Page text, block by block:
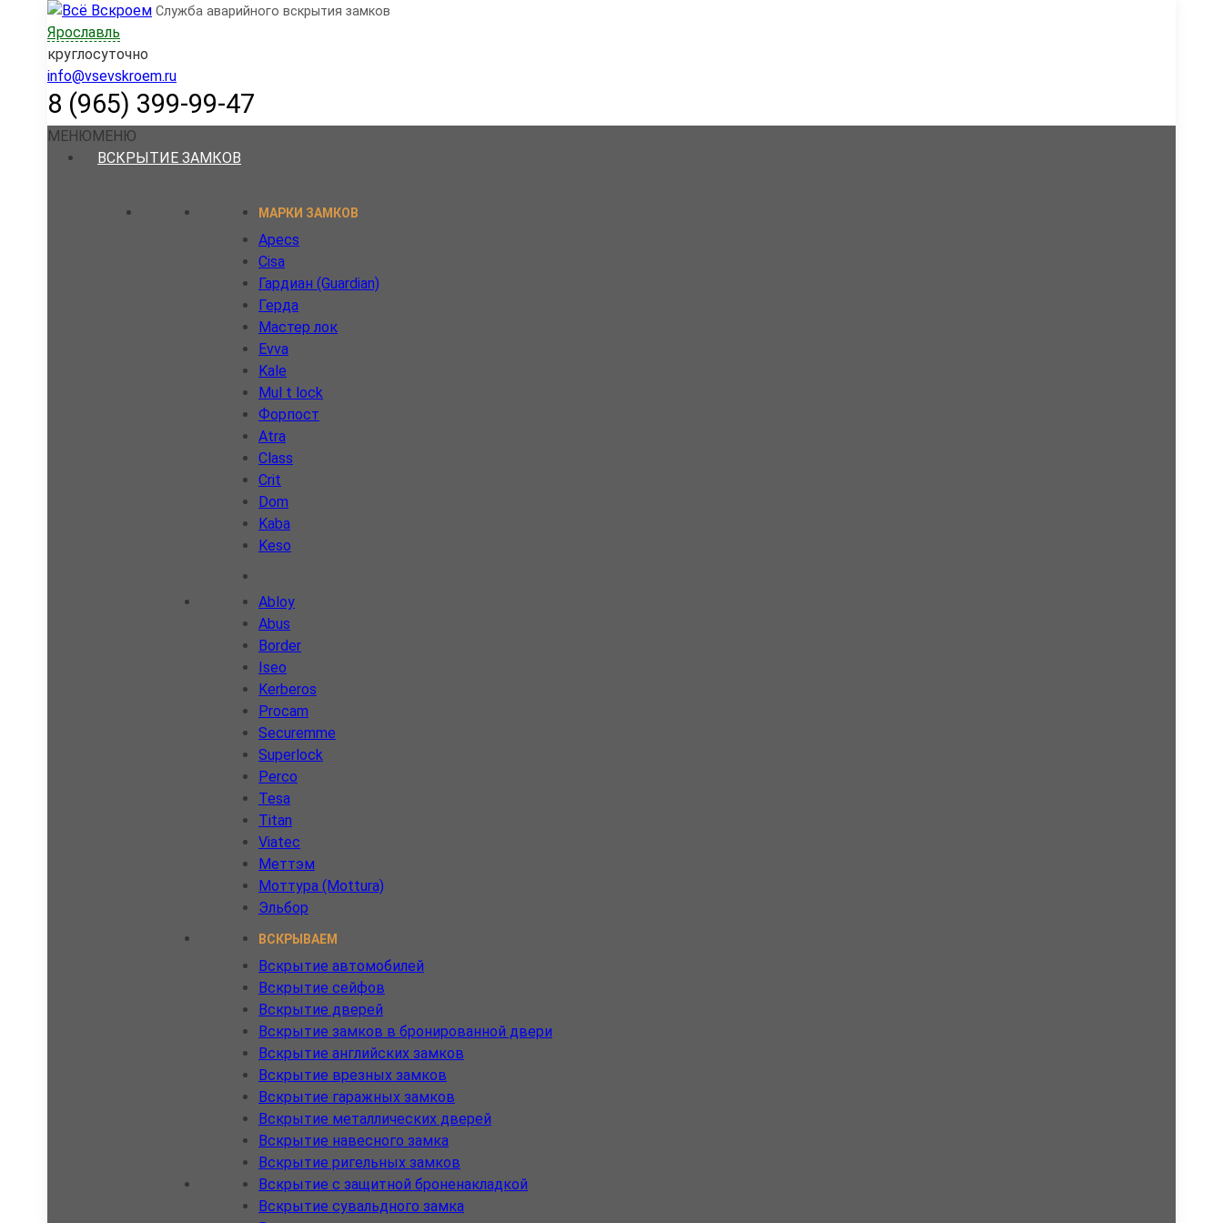
Skip
to
content
Служба аварийного вскрытия замков
Ярославль
круглосуточно
info@vsevskroem.ru
8 (965) 399-99-47
МЕНЮМЕНЮ
ВСКРЫТИЕ ЗАМКОВ
МАРКИ ЗАМКОВ
Apecs
Cisa
Гардиан (Guardian)
Герда
Мастер лок
Evva
Kale
Mul t lock
Форпост
Atra
Class
Crit
Dom
Kaba
Keso
Abloy
Abus
Border
Iseo
Kerberos
Procam
Securemme
Superlock
Perco
Tesa
Titan
Viatec
Меттэм
Моттура (Mottura)
Эльбор
ВСКРЫВАЕМ
Вскрытие автомобилей
Вскрытие сейфов
Вскрытие дверей
Вскрытие замков в бронированной двери
Вскрытие английских замков
Вскрытие врезных замков
Вскрытие гаражных замков
Вскрытие металлических дверей
Вскрытие навесного замка
Вскрытие ригельных замков
Вскрытие с защитной броненакладкой
Вскрытие сувальдного замка